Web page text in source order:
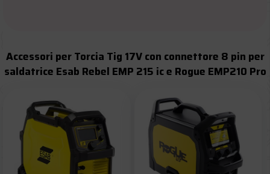
Accessori per Torcia Tig 17V con connettore 8 pin per
saldatrice Esab Rebel EMP 215 ic e Rogue EMP210 Pro